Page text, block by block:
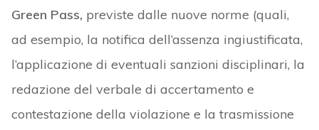
Green Pass, previste dalle nuove norme (quali,
ad esempio, la notifica dell’assenza ingiustificata,
l’applicazione di eventuali sanzioni disciplinari, la
redazione del verbale di accertamento e
contestazione della violazione e la trasmissione